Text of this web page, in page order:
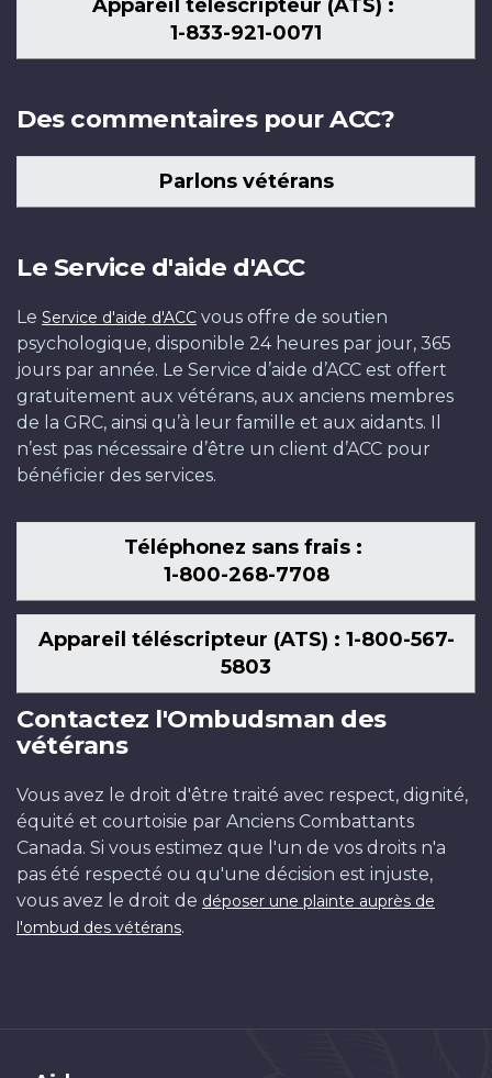
Appareil téléscripteur (ATS) :
1-833-921-0071
Des commentaires pour ACC?
Parlons vétérans
Le Service d'aide d'ACC
Le Service d'aide d'ACC vous offre de soutien
psychologique, disponible 24 heures par jour, 365
jours par année. Le Service d’aide d’ACC est offert
gratuitement aux vétérans, aux anciens membres
de la GRC, ainsi qu’à leur famille et aux aidants. Il
n’est pas nécessaire d’être un client d’ACC pour
bénéficier des services.
Téléphonez sans frais :
1-800-268-7708
Appareil téléscripteur (ATS) : 1-800-567-
5803
Contactez l'Ombudsman des
vétérans
Vous avez le droit d'être traité avec respect, dignité,
équité et courtoisie par Anciens Combattants
Canada. Si vous estimez que l'un de vos droits n'a
pas été respecté ou qu'une décision est injuste,
vous avez le droit de déposer une plainte auprès de
l'ombud des vétérans.